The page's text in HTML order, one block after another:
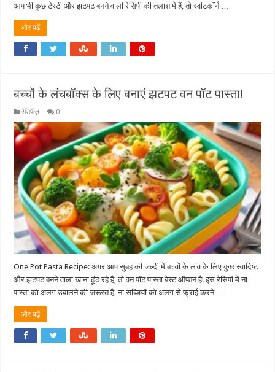
आप भी कुछ टेस्टी और झटपट बनने वाली रेसिपी की तलाश में हैं, तो स्वीटकॉर्न …
और पढ़ें
बच्चों के लंचबॉक्स के लिए बनाएं झटपट वन पॉट पास्ता!
रेसिपीज़ 0
One Pot Pasta Recipe: अगर आप सुबह की जल्दी में बच्चों के लंच के लिए कुछ स्वादिष्ट
और झटपट बनने वाला खाना ढूंढ रहे हैं, तो वन पॉट पास्ता बेस्ट ऑप्शन है! इस रेसिपी में ना
पास्ता को अलग उबालने की जरूरत है, ना सब्जियों को अलग से फ्राई करने …
और पढ़ें